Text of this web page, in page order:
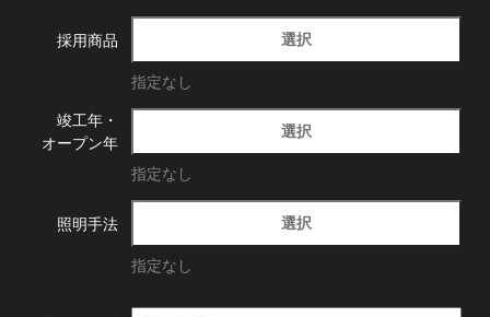
採用商品 選択
指定なし
竣工年・
オープン年
選択
指定なし
照明手法 選択
指定なし